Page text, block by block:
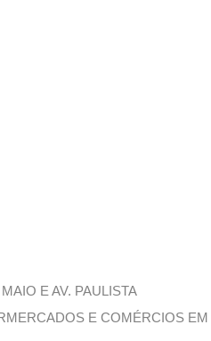
E AV. PAULISTA
E COMÉRCIOS EM